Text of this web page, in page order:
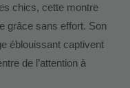
chics, cette montre
grâce sans effort. Son
éblouissant captivent
de l’attention à